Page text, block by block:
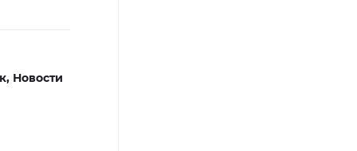
Новости